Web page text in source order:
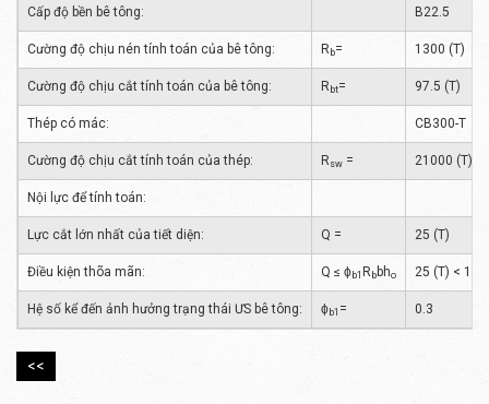
Cấp độ bền bê tông: B22.5
Cường độ chịu nén tính toán của bê tông: R b= 1300 (T)
Cường độ chịu cắt tính toán của bê tông: R bt= 97.5 (T)
Thép có mác: CB300-T
Cường độ chịu cắt tính toán của thép: R sw = 21000 (T)
Nội lực để tính toán:
Lực cắt lớn nhất của tiết diện: Q = 25 (T)
Điều kiện thõa mãn: Q ≤ ϕb1 R b bho 25 (T) < 101
Hệ số kể đến ảnh hưởng trạng thái ƯS bê tông: ϕb1 = 0.3
<<